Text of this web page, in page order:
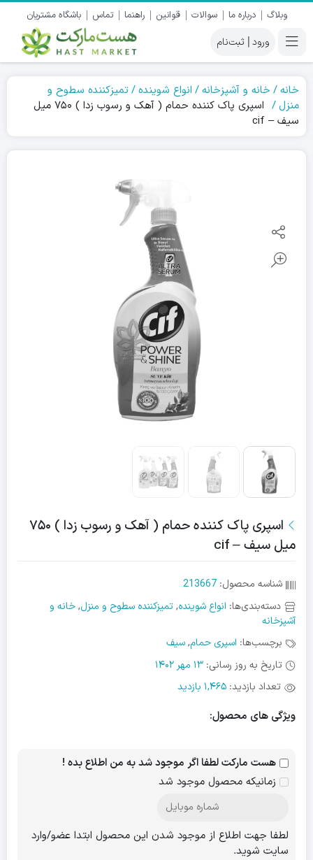
وبلاگ درباره ما سوالات قوانین راهنما تماس باشگاه مشتریان
|
خانه خانه و آشپزخانه انواع شوینده
تمیزکننده سطوح و
منزل
اسپری پاک کننده حمام ( آهک و رسوب زدا ) ۷۵۰ میل
سیف – cif
اسپری پاک کننده حمام ( آهک و رسوب زدا ) ۷۵۰
میل سیف – cif
شناسه محصول: 213667
دسته‌بندی‌ها: انواع شوینده,تمیزکننده سطوح و منزل,خانه و
آشپزخانه
برچسب‌ها: اسپری حمام,سیف
تاریخ به روز رسانی: 13 مهر 1402
تعداد بازدید: 1,465 بازدید
ویژگی های محصول:
هست مارکت لطفا اگر موجود شد به من اطلاع بده !
زمانیکه محصول موجود شد
لطفا جهت اطلاع از موجود شدن این محصول ابتدا عضو/وارد
سایت شوید.